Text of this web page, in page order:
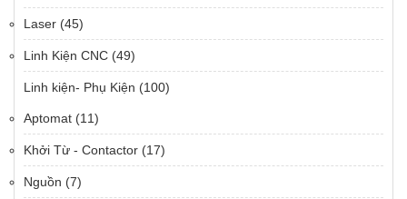
Laser (45)
Linh Kiện CNC (49)
Linh kiện- Phụ Kiện (100)
Aptomat (11)
Khởi Từ - Contactor (17)
Nguồn (7)